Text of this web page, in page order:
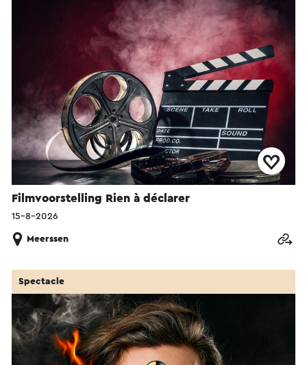
Filmvoorstelling Rien à déclarer
15-8-2026
Meerssen
Spectacle